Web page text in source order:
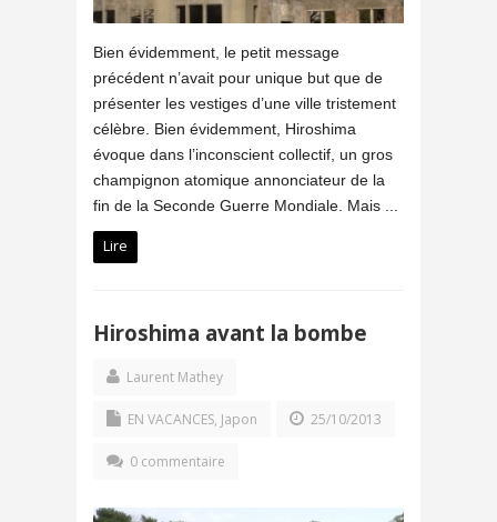
Bien évidemment, le petit message
précédent n’avait pour unique but que de
présenter les vestiges d’une ville tristement
célèbre. Bien évidemment, Hiroshima
évoque dans l’inconscient collectif, un gros
champignon atomique annonciateur de la
fin de la Seconde Guerre Mondiale. Mais ...
Lire
Hiroshima avant la bombe
Laurent Mathey
EN VACANCES, Japon 25/10/2013
0 commentaire